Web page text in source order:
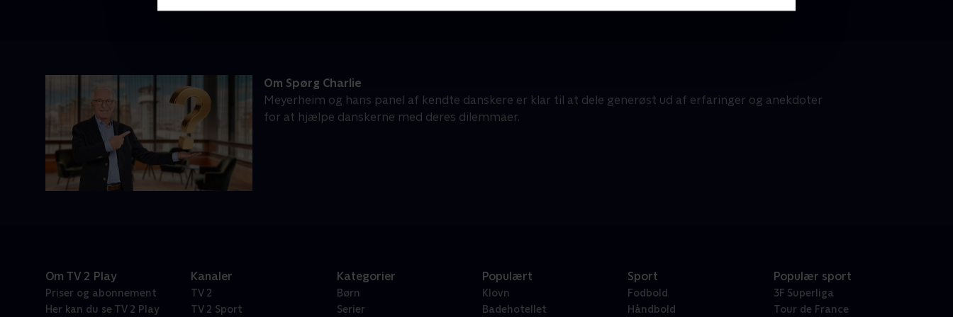
Om Spørg Charlie
Meyerheim og hans panel af kendte danskere er klar til at dele generøst ud af erfaringer og anekdoter
for at hjælpe danskerne med deres dilemmaer.
Om TV 2 Play
Priser og abonnement
Her kan du se TV 2 Play
Kanaler
TV 2
TV 2 Sport
Kategorier
Børn
Serier
Populært
Klovn
Badehotellet
Sport
Fodbold
Håndbold
Populær sport
3F Superliga
Tour de France